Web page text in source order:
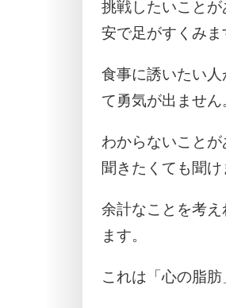
挑戦したいこと
安で足がすくみま
食事に誘いたい
て勇気が出ません
わからないこと
聞きたくても聞け
余計なことを考
ます。
これは「心の脂肪